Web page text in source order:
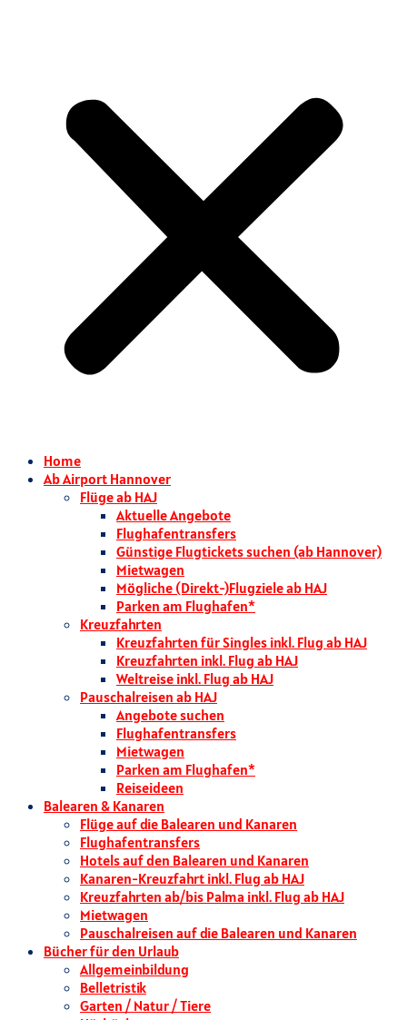
Home
Ab Airport Hannover
Flüge ab HAJ
Aktuelle Angebote
Flughafentransfers
Günstige Flugtickets suchen (ab Hannover)
Mietwagen
Mögliche (Direkt-)Flugziele ab HAJ
Parken am Flughafen*
Kreuzfahrten
Kreuzfahrten für Singles inkl. Flug ab HAJ
Kreuzfahrten inkl. Flug ab HAJ
Weltreise inkl. Flug ab HAJ
Pauschalreisen ab HAJ
Angebote suchen
Flughafentransfers
Mietwagen
Parken am Flughafen*
Reiseideen
Balearen & Kanaren
Flüge auf die Balearen und Kanaren
Flughafentransfers
Hotels auf den Balearen und Kanaren
Kanaren-Kreuzfahrt inkl. Flug ab HAJ
Kreuzfahrten ab/bis Palma inkl. Flug ab HAJ
Mietwagen
Pauschalreisen auf die Balearen und Kanaren
Bücher für den Urlaub
Allgemeinbildung
Belletristik
Garten / Natur / Tiere